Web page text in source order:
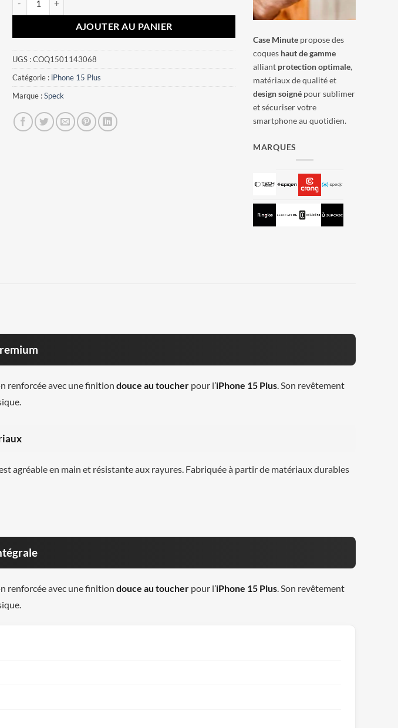
AJOUTER AU PANIER
UGS :COQ1501143068
Catégorie : iPhone 15 Plus
Marque :Speck
Case Minute propose des
coques haut de gamme
alliant protection optimale,
matériaux de qualité et
design soigné pour sublimer
et sécuriser votre
smartphone au quotidien.
MARQUES
renforcée avec une finition douce au toucher pour l’iPhone 15 Plus. Son revêtement
agréable en main et résistante aux rayures. Fabriquée à partir de matériaux durables
renforcée avec une finition douce au toucher pour l’iPhone 15 Plus. Son revêtement